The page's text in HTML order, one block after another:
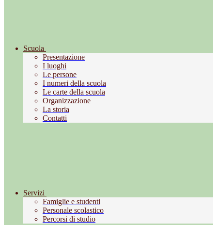
Scuola
Presentazione
I luoghi
Le persone
I numeri della scuola
Le carte della scuola
Organizzazione
La storia
Contatti
Servizi
Famiglie e studenti
Personale scolastico
Percorsi di studio